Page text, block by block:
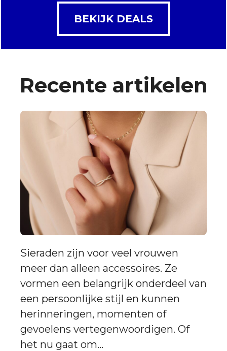
BEKIJK DEALS
Recente artikelen
Sieraden zijn voor veel vrouwen
meer dan alleen accessoires. Ze
vormen een belangrijk onderdeel van
een persoonlijke stijl en kunnen
herinneringen, momenten of
gevoelens vertegenwoordigen. Of
het nu gaat om…